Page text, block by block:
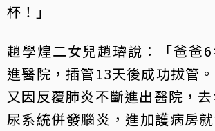
杯！」
趙學煌二女兒趙璿說：「爸爸
進醫院，插管13天後成功拔管
又因反覆肺炎不斷進出醫院，
尿系統併發腦炎，進加護病房